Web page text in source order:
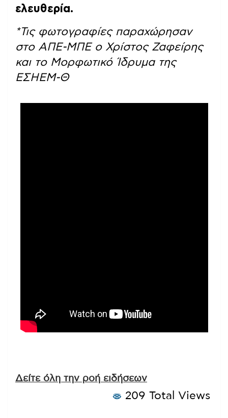
ελευθερία.
*Τις φωτογραφίες παραχώρησαν
στο ΑΠΕ-ΜΠΕ ο Χρίστος Ζαφείρης
και το Μορφωτικό Ίδρυμα της
ΕΣΗΕΜ-Θ
Δείτε όλη την ροή ειδήσεων
209 Total Views